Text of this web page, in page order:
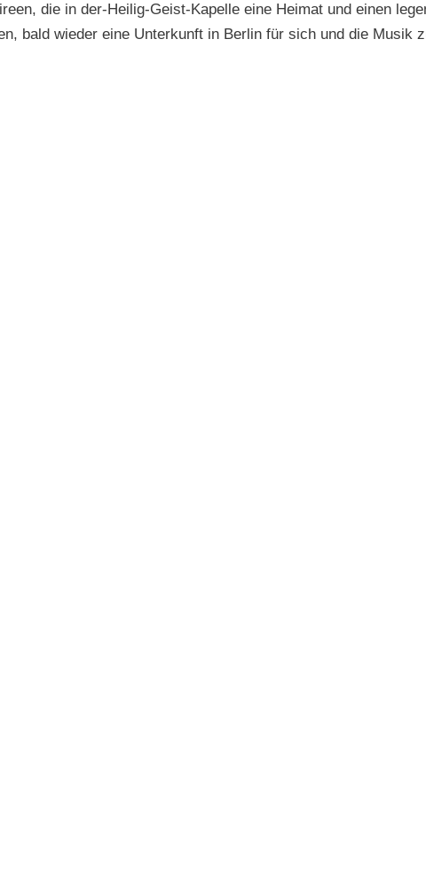
die in der-Heilig-Geist-Kapelle eine Heimat und einen
bald wieder eine Unterkunft in Berlin für sich und die Musik